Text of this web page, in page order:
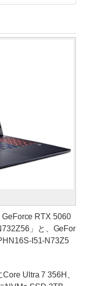
RTX 5060
」と、GeFor
I51-N73Z5
Ultra 7 356H、